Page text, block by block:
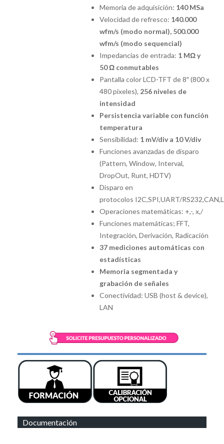
Memoria de adquisición: 140 MSa
Velocidad de refresco: 140.000
wfm/s (modo normal), 500.000
wfm/s (modo sequencial)
Impedancias de entrada: 1 MΩ y
50 Ω conmutables
Pantalla color LCD-TFT de 8″ (800 x
480 pixeles), 256 niveles de
intensidad
Persistencia variable con función
temperatura
Sensibilidad: 1 mV/div a 10 V/div
Funciones avanzadas de disparo
(Pattern, Window, Interval,
DropOut, Runt, HDTV)
Disparo en
protocolos I2C,SPI,UART/
Operaciones matemáticas: +,-, x,/
Funciones matemáticas; FFT,
Integración, Derivación, Radicación
37 mediciones automáticas con
estadísticas
Memoria segmentada y
grabación de señales
Conectividad: USB (host & device),
LAN
Documentación